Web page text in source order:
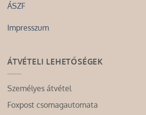
ÁSZF
Impresszum
ÁTVÉTELI LEHETŐSÉGEK
Személyes átvétel
Foxpost csomagautomata